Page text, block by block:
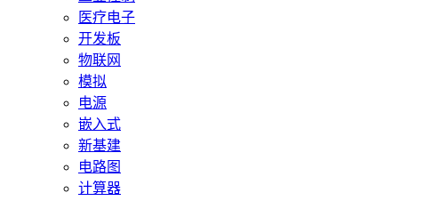
医疗电子
开发板
物联网
模拟
电源
嵌入式
新基建
电路图
计算器